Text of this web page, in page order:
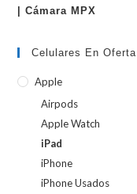
| Cámara MPX
Celulares En Oferta
Apple
Airpods
Apple Watch
iPad
iPhone
iPhone Usados